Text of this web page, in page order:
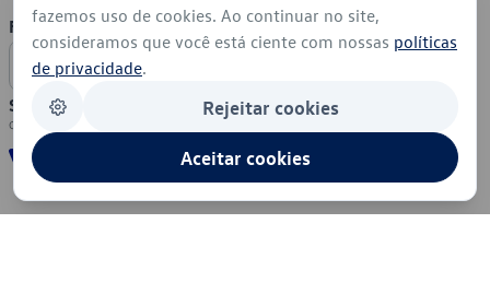
Formas de Pagamento
Segurança
fazemos uso de cookies. Ao continuar no site,
consideramos que você está ciente com nossas políticas
de privacidade.
Rejeitar cookies
Aceitar cookies